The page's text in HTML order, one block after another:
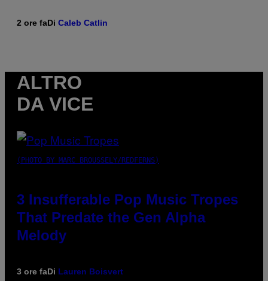
2 ore faDi Caleb Catlin
ALTRO
DA VICE
(PHOTO BY MARC BROUSSELY/REDFERNS)
3 Insufferable Pop Music Tropes
That Predate the Gen Alpha
Melody
3 ore faDi Lauren Boisvert